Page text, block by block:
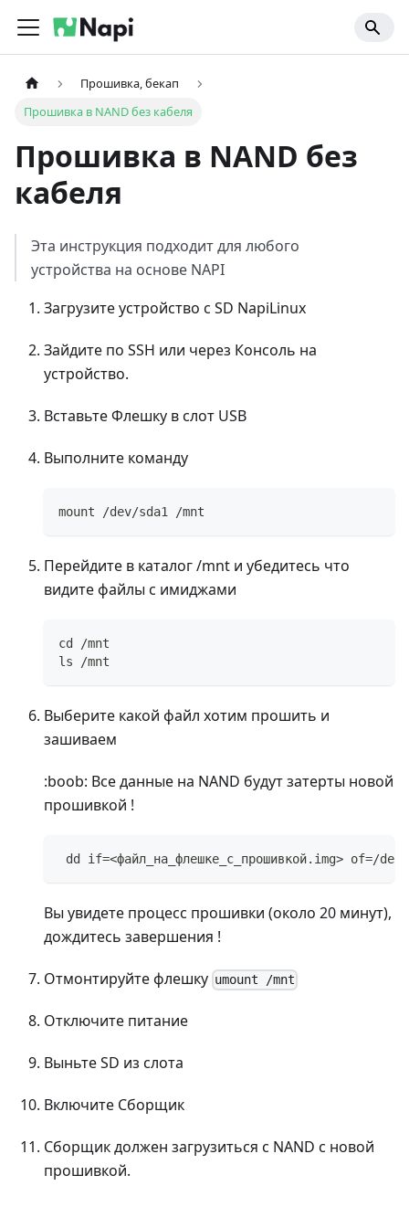
Прошивка, бекап
Прошивка в NAND без кабеля
Прошивка в NAND без
кабеля
Эта инструкция подходит для любого
устройства на основе NAPI
Загрузите устройство с SD NapiLinux
Зайдите по SSH или через Консоль на
устройство.
Вставьте Флешку в слот USB
Выполните команду
mount /dev/sda1 /mnt
Перейдите в каталог /mnt и убедитесь что
видите файлы с имиджами
cd /mnt
ls /mnt
Выберите какой файл хотим прошить и
зашиваем
:boob: Все данные на NAND будут затерты новой
прошивкой !
dd if=<файл_на_флешке_с_прошивкой.img> of=/
Вы увидете процесс прошивки (около 20 минут),
дождитесь завершения !
Отмонтируйте флешку umount /mnt
Отключите питание
Выньте SD из слота
Включите Сборщик
Сборщик должен загрузиться с NAND с новой
прошивкой.